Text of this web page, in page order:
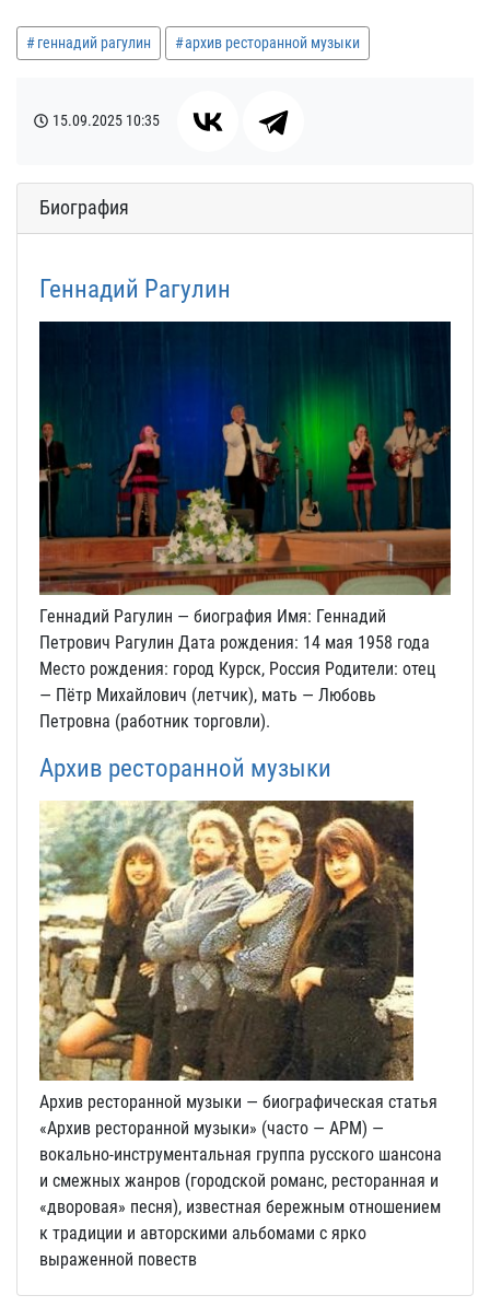
геннадий рагулин архив ресторанной музыки
15.09.2025 10:35
Биография
Геннадий Рагулин
Геннадий Рагулин — биография Имя: Геннадий
Петрович Рагулин Дата рождения: 14 мая 1958 года
Место рождения: город Курск, Россия Родители: отец
— Пётр Михайлович (летчик), мать — Любовь
Петровна (работник торговли).
Архив ресторанной музыки
Архив ресторанной музыки — биографическая статья
«Архив ресторанной музыки» (часто — АРМ) —
вокально-инструментальная группа русского шансона
и смежных жанров (городской романс, ресторанная и
«дворовая» песня), известная бережным отношением
к традиции и авторскими альбомами с ярко
выраженной повеств